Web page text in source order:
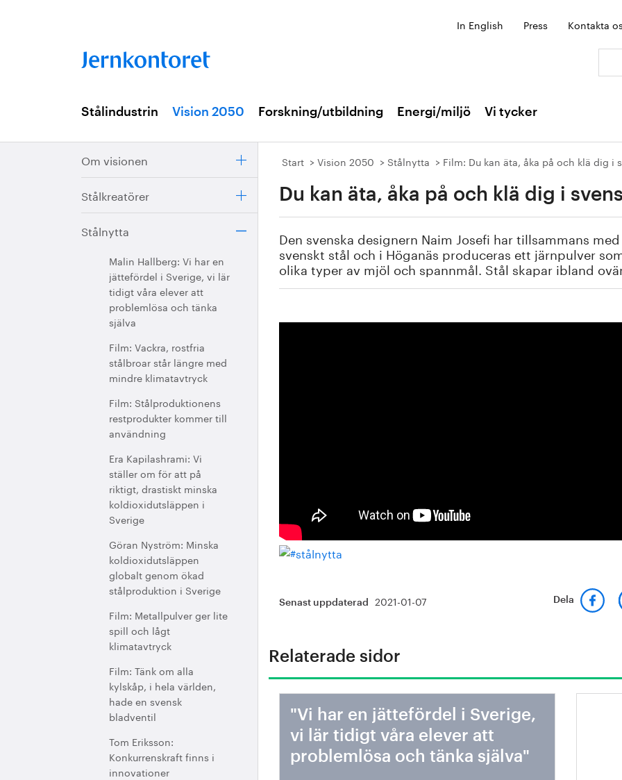
In English Press Kontakta
Stålindustrin Vision 2050 Forskning/utbildning Energi/miljö Vi tycker
Om visionen
Stålkreatörer
Stålnytta
Malin Hallberg: Vi har en
jättefördel i Sverige, vi lär
tidigt våra elever att
problemlösa och tänka
själva
Film: Vackra, rostfria
stålbroar står längre med
mindre klimatavtryck
Film: Stålproduktionens
restprodukter kommer till
användning
Era Kapilashrami: Vi
ställer om för att på
riktigt, drastiskt minska
koldioxidutsläppen i
Sverige
Göran Nyström: Minska
koldioxidutsläppen
globalt genom ökad
stålproduktion i Sverige
Film: Metallpulver ger lite
spill och lågt
klimatavtryck
Film: Tänk om alla
kylskåp, i hela världen,
hade en svensk
bladventil
Tom Eriksson:
Konkurrenskraft finns i
innovationer
Start Vision 2050 Stålnytta Film: Du kan äta, åka på och klä dig i
Du kan äta, åka på och klä dig i
Den svenska designern Naim Josefi har tillsammans
svenskt stål och i Höganäs produceras ett järnpulver
olika typer av mjöl och spannmål. Stål skapar ibland
Senast uppdaterad 2021-01-07 Dela
Relaterade sidor
"Vi har en jättefördel i Sverige,
vi lär tidigt våra elever att
problemlösa och tänka själva"